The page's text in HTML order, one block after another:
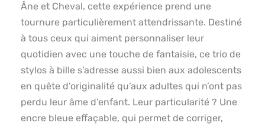
Âne et Cheval, cette expérience prend une
tournure particulièrement attendrissante. Destiné
à tous ceux qui aiment personnaliser leur
quotidien avec une touche de fantaisie, ce trio de
stylos à bille s’adresse aussi bien aux adolescents
en quête d’originalité qu’aux adultes qui n’ont pas
perdu leur âme d’enfant. Leur particularité ? Une
encre bleue effaçable, qui permet de corriger,